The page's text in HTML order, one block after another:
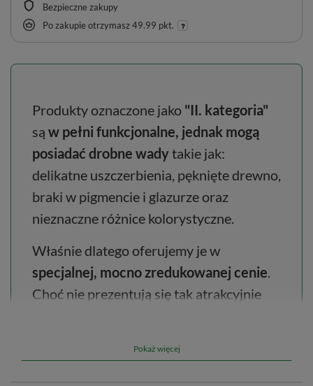
Bezpieczne zakupy
Po zakupie otrzymasz49.99 pkt.
Produkty oznaczone jako "II. kategoria"
są w pełni funkcjonalne, jednak mogą
posiadać drobne wadytakie jak:
delikatne uszczerbienia, pęknięte drewno,
braki w pigmencie i glazurze oraz
nieznaczne różnice kolorystyczne.
Właśnie dlatego oferujemy je w
specjalnej, mocno zredukowanej cenie.
Choć nie prezentują się tak atrakcyjnie
posłużą im jeszcze przez długie lata.
Pokaż więcej